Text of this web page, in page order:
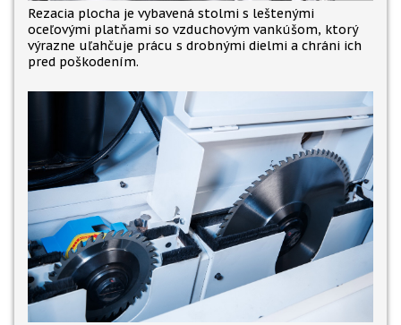
Rezacia plocha je vybavená stolmi s leštenými
oceľovými platňami so vzduchovým vankúšom, ktorý
výrazne uľahčuje prácu s drobnými dielmi a chráni ich
pred poškodením.